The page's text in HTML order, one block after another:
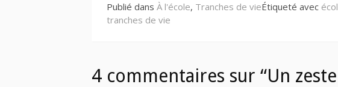
suite
Publié dans À l'école, Tranches de vieÉtiqueté avec
tranches de vie
4 commentaires sur “Un